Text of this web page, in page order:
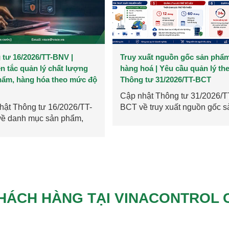
nguồn gốc sản phẩm,
| Yêu cầu quản lý theo
31/2026/TT-BCT
Thông tư 31/2026/TT-
truy xuất nguồn gốc sản
hàng hoá:...
Chứng nhận hợp quy là gì?
nhật danh mục hàng hoá rủi
năm 2026
Chứng nhận hợp quy là việc
đánh giá, xác nhận đối tượng
HÀNG TẠI VINACONTROL